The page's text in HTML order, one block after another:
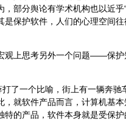
，部分舆论有学术机构也以近
保护软件，人们的心理空间往
上思考另外一个问题——保护
了一个比喻，街上有一辆奔驰
就软件产品而言，计算机基
的产品，软件本身就是受保